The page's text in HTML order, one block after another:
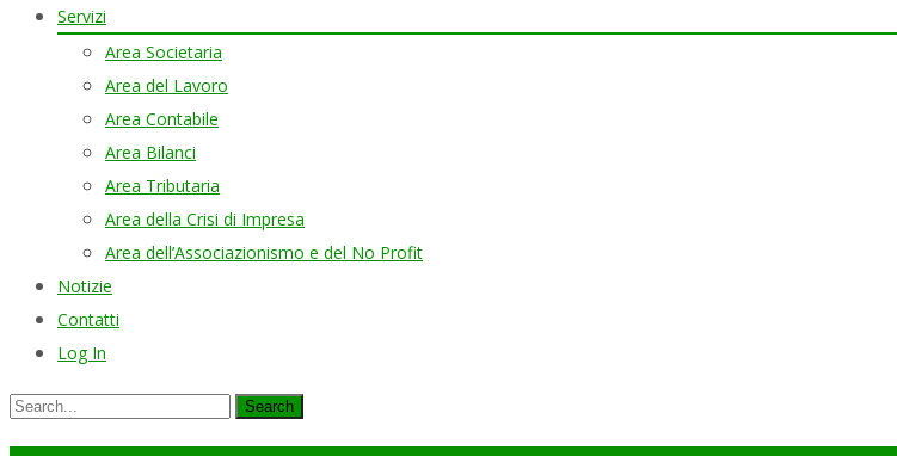
contentServizi
Area Societaria
Area del Lavoro
Area Contabile
Area Bilanci
Area Tributaria
Area della Crisi di Impresa
Area dell’Associazionismo e del No Profit
Notizie
Contatti
Log In
Search